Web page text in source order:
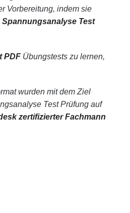
Vorbereitung, indem sie
Test
PDFÜbungstests zu lernen,
wurden mit dem Ziel
Test Prüfung auf
zertifizierter Fachmann